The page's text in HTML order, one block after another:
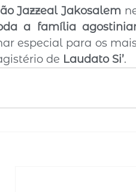
Jazzeal Jakosalem
a família
especial para os
de Laudato Si’.